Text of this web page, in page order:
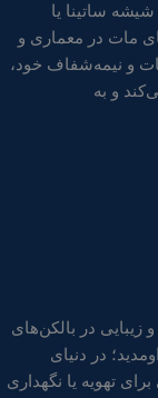
ساتینا یا
مات در معماری و
و نیمه‌شفاف خود،
و به
در بالکن‌های
در دنیای
تهویه یا نگهداری